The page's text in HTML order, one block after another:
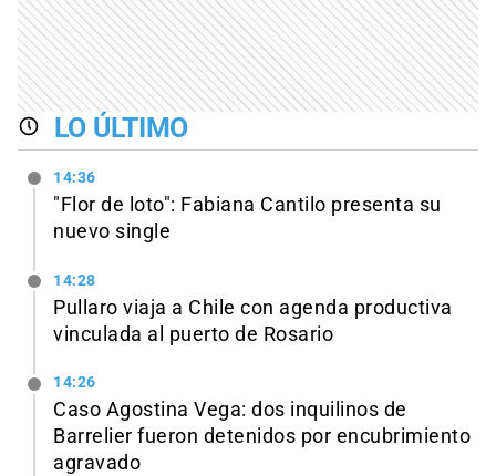
LO ÚLTIMO
14:36
"Flor de loto": Fabiana Cantilo presenta su
nuevo single
14:28
Pullaro viaja a Chile con agenda productiva
vinculada al puerto de Rosario
14:26
Caso Agostina Vega: dos inquilinos de
Barrelier fueron detenidos por encubrimiento
agravado